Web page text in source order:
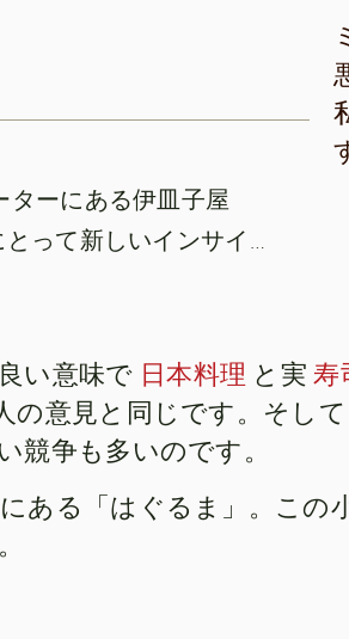
ターにある伊皿子屋
2023年に再試験： ハグルマは私たちにとって新しいインサイダーです！
い意味で 日本料理 と実寿
の意見と同じです。そし
競争も多いのです。
ある「はぐるま」。この